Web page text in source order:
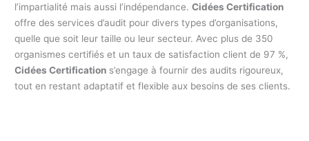
l’impartialité mais aussi l’indépendance.Cidées Certification
offre des services d’audit pour divers types d’organisations,
quelle que soit leur taille ou leur secteur. Avec plus de 350
organismes certifiés et un taux de satisfaction client de 97 %,
Cidées Certification s’engage à fournir des audits rigoureux,
tout en restant adaptatif et flexible aux besoins de ses clients.